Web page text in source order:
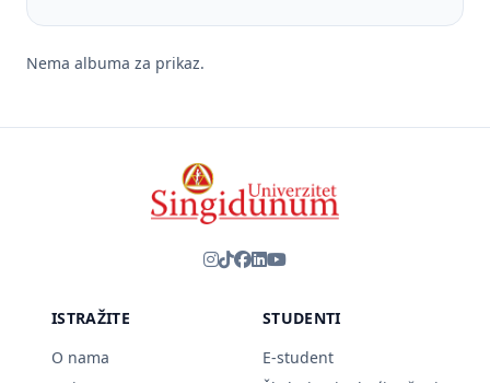
Nema albuma za prikaz.
ISTRAŽITE
O nama
STUDENTI
E-student